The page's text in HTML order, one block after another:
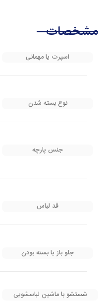
مشخصات
اسپرت یا مهمانی
نوع بسته شدن
جنس پارچه
قد لباس
جلو باز یا بسته بودن
شستشو با ماشین لباسشویی